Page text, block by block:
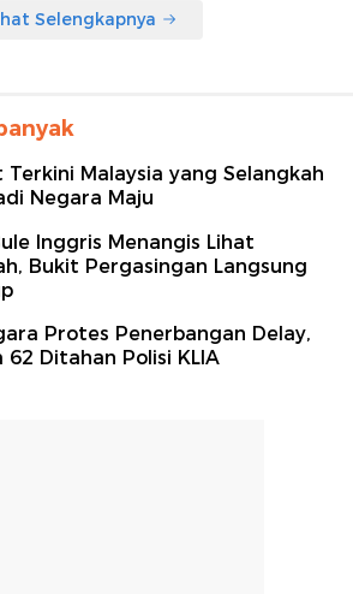
Selengkapnya
Malaysia yang Selangkah
Negara Maju
Inggris Menangis Lihat
Bukit Pergasingan Langsung
Protes Penerbangan Delay,
62 Ditahan Polisi KLIA